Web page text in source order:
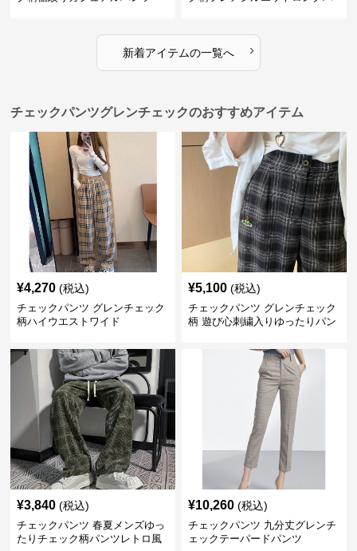
新着アイテムの一覧へ ›
チェックパンツグレンチェックのおすすめアイテム
¥4,270 (税込)
チェックパンツ グレンチェック
柄ハイウエストワイド
¥5,100 (税込)
チェックパンツ グレンチェック
柄 遊び心刺繍入りゆったりパン
¥3,840 (税込)
チェックパンツ 春夏メンズゆっ
たりチェック柄パンツレトロ風
¥10,260 (税込)
チェックパンツ 九分丈グレンチ
ェックテーパードパンツ